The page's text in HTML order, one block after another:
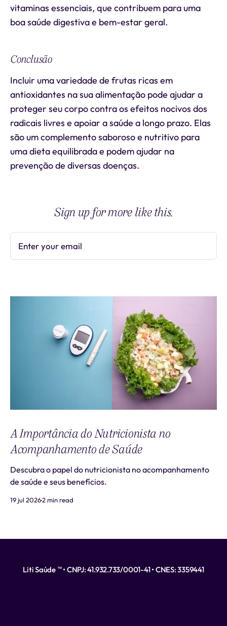
vitaminas essenciais, que contribuem para uma
boa saúde digestiva e bem-estar geral.
Conclusão
Incluir uma variedade de frutas ricas em
antioxidantes na sua alimentação pode ajudar a
proteger seu corpo contra os efeitos nocivos dos
radicais livres e apoiar a saúde a longo prazo. Elas
são um complemento saboroso e nutritivo para
uma dieta equilibrada e podem ajudar na
prevenção de diversas doenças.
Sign up for more like this.
Enter your email
A Importância do Nutricionista no
Acompanhamento de Saúde
Descubra o papel do nutricionista no acompanhamento
de saúde e seus benefícios.
19 jul 20262 min read
Liti Saúde ™ • CNPJ: 41.932.733/0001-41 • CNES: 3359441